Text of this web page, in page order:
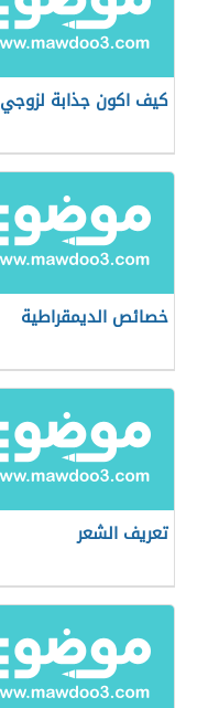
كيف اكون جذابة لزوجي
خصائص الديمقراطية
تعريف الشعر